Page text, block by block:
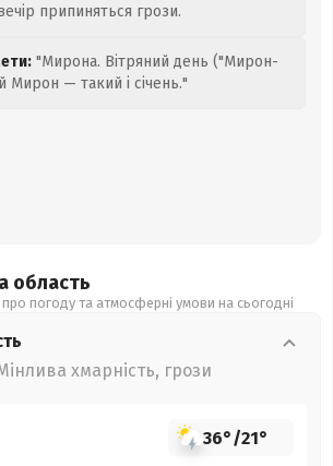
припиняться грози.
"Мирона. Вітряний день ("Мирон-
Мирон — такий і січень."
область
погоду та атмосферні умови на сьогодні
хмарність, грози
36°/21°